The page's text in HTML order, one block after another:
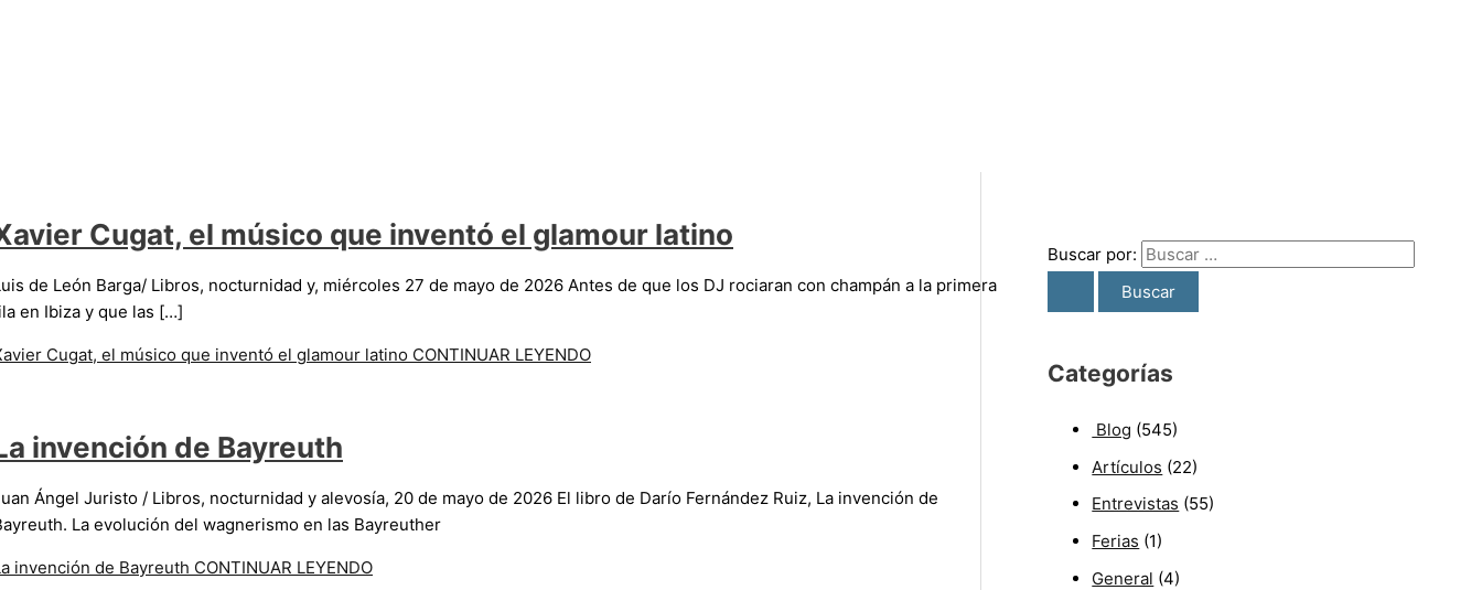
Cugat, el músico que inventó el glamour latino
de León Barga/ Libros, nocturnidad y, miércoles 27 de mayo de 2026 Antes de que los DJ rociaran con champán a la primera
en Ibiza y que las […]
Cugat, el músico que inventó el glamour latino CONTINUAR LEYENDO
invención de Bayreuth
Ángel Juristo / Libros, nocturnidad y alevosía, 20 de mayo de 2026 El libro de Darío Fernández Ruiz, La invención de
La evolución del wagnerismo en las Bayreuther
invención de Bayreuth CONTINUAR LEYENDO
Buscar por:
Categorías
Blog (545)
Artículos (22)
Entrevistas (55)
Ferias (1)
General (4)